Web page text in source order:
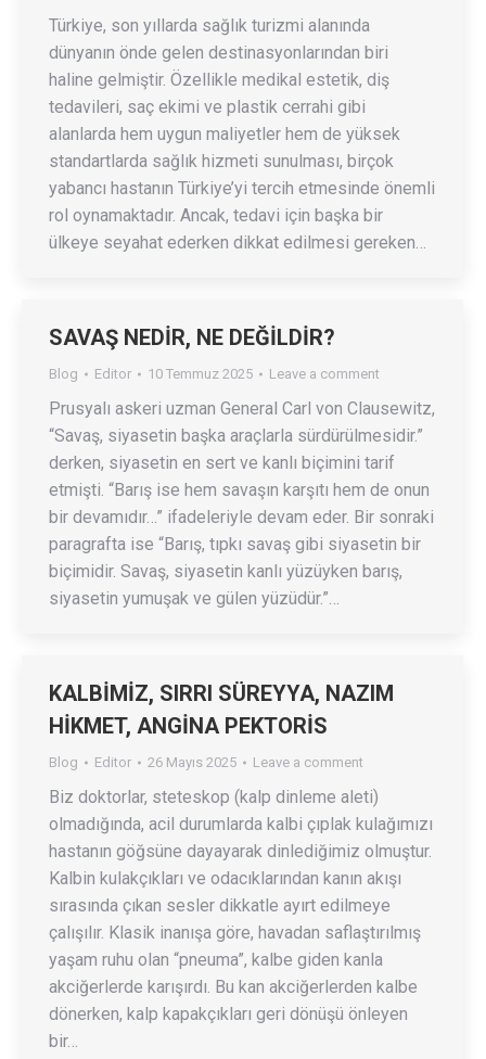
Türkiye, son yıllarda sağlık turizmi alanında
dünyanın önde gelen destinasyonlarından biri
haline gelmiştir. Özellikle medikal estetik, diş
tedavileri, saç ekimi ve plastik cerrahi gibi
alanlarda hem uygun maliyetler hem de yüksek
standartlarda sağlık hizmeti sunulması, birçok
yabancı hastanın Türkiye’yi tercih etmesinde önemli
rol oynamaktadır. Ancak, tedavi için başka bir
ülkeye seyahat ederken dikkat edilmesi gereken…
SAVAŞ NEDİR, NE DEĞİLDİR?
Blog Editor 10 Temmuz 2025 Leave a comment
Prusyalı askeri uzman General Carl von Clausewitz,
“Savaş, siyasetin başka araçlarla sürdürülmesidir.”
derken, siyasetin en sert ve kanlı biçimini tarif
etmişti. “Barış ise hem savaşın karşıtı hem de onun
bir devamıdır…” ifadeleriyle devam eder. Bir sonraki
paragrafta ise “Barış, tıpkı savaş gibi siyasetin bir
biçimidir. Savaş, siyasetin kanlı yüzüyken barış,
siyasetin yumuşak ve gülen yüzüdür.”…
KALBİMİZ, SIRRI SÜREYYA, NAZIM
HİKMET, ANGİNA PEKTORİS
Blog Editor 26 Mayıs 2025 Leave a comment
Biz doktorlar, steteskop (kalp dinleme aleti)
olmadığında, acil durumlarda kalbi çıplak kulağımızı
hastanın göğsüne dayayarak dinlediğimiz olmuştur.
Kalbin kulakçıkları ve odacıklarından kanın akışı
sırasında çıkan sesler dikkatle ayırt edilmeye
çalışılır. Klasik inanışa göre, havadan saflaştırılmış
yaşam ruhu olan “pneuma”, kalbe giden kanla
akciğerlerde karışırdı. Bu kan akciğerlerden kalbe
dönerken, kalp kapakçıkları geri dönüşü önleyen
bir…